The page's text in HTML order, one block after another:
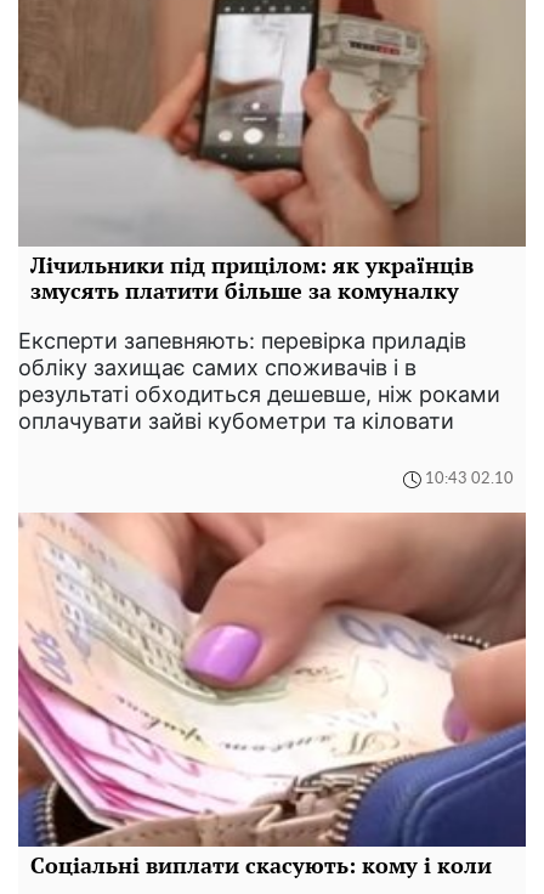
Лічильники під прицілом: як українців
змусять платити більше за комуналку
Експерти запевняють: перевірка приладів
обліку захищає самих споживачів і в
результаті обходиться дешевше, ніж роками
оплачувати зайві кубометри та кіловати
10:43 02.10
Соціальні виплати скасують: кому і коли